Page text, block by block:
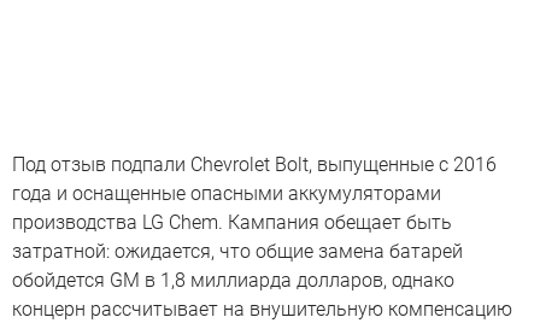
Под отзыв подпали Chevrolet Bolt, выпущенные с 2016
года и оснащенные опасными аккумуляторами
производства LG Chem. Кампания обещает быть
затратной: ожидается, что общие замена батарей
обойдется GM в 1,8 миллиарда долларов, однако
концерн рассчитывает на внушительную компенсацию